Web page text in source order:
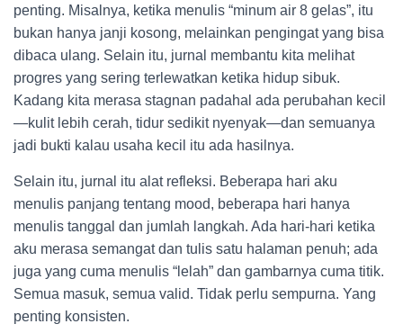
penting. Misalnya, ketika menulis “minum air 8 gelas”, itu
bukan hanya janji kosong, melainkan pengingat yang bisa
dibaca ulang. Selain itu, jurnal membantu kita melihat
progres yang sering terlewatkan ketika hidup sibuk.
Kadang kita merasa stagnan padahal ada perubahan kecil
—kulit lebih cerah, tidur sedikit nyenyak—dan semuanya
jadi bukti kalau usaha kecil itu ada hasilnya.
Selain itu, jurnal itu alat refleksi. Beberapa hari aku
menulis panjang tentang mood, beberapa hari hanya
menulis tanggal dan jumlah langkah. Ada hari-hari ketika
aku merasa semangat dan tulis satu halaman penuh; ada
juga yang cuma menulis “lelah” dan gambarnya cuma titik.
Semua masuk, semua valid. Tidak perlu sempurna. Yang
penting konsisten.